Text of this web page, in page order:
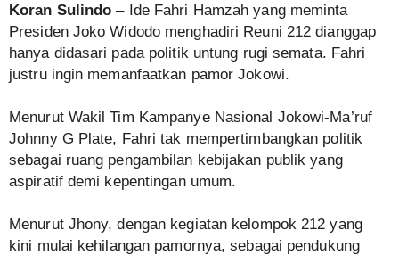
Koran Sulindo – Ide Fahri Hamzah yang meminta
Presiden Joko Widodo menghadiri Reuni 212 dianggap
hanya didasari pada politik untung rugi semata. Fahri
justru ingin memanfaatkan pamor Jokowi.
Menurut Wakil Tim Kampanye Nasional Jokowi-Ma’ruf
Johnny G Plate, Fahri tak mempertimbangkan politik
sebagai ruang pengambilan kebijakan publik yang
aspiratif demi kepentingan umum.
Menurut Jhony, dengan kegiatan kelompok 212 yang
kini mulai kehilangan pamornya, sebagai pendukung